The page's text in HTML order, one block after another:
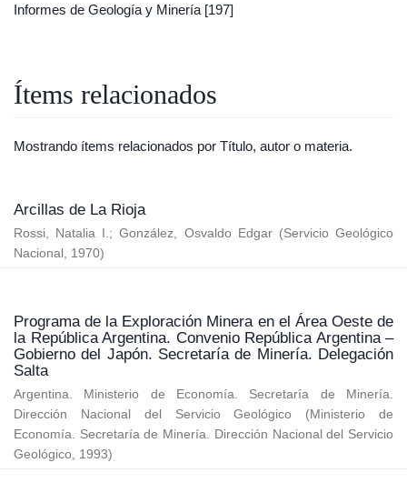
Informes de Geología y Minería [197]
Ítems relacionados
Mostrando ítems relacionados por Título, autor o materia.
Arcillas de La Rioja
Rossi, Natalia I. ;González, Osvaldo Edgar (Servicio Geológico
Nacional
1970)
Programa de la Exploración Minera en el Área Oeste de
la República Argentina. Convenio República Argentina –
Gobierno del Japón. Secretaría de Minería. Delegación
Salta
Argentina. Ministerio de Economía. Secretaría de Minería.
Dirección Nacional del Servicio Geológico
(Ministerio de
Economía. Secretaría de Minería. Dirección Nacional del Servicio
Geológico
1993)